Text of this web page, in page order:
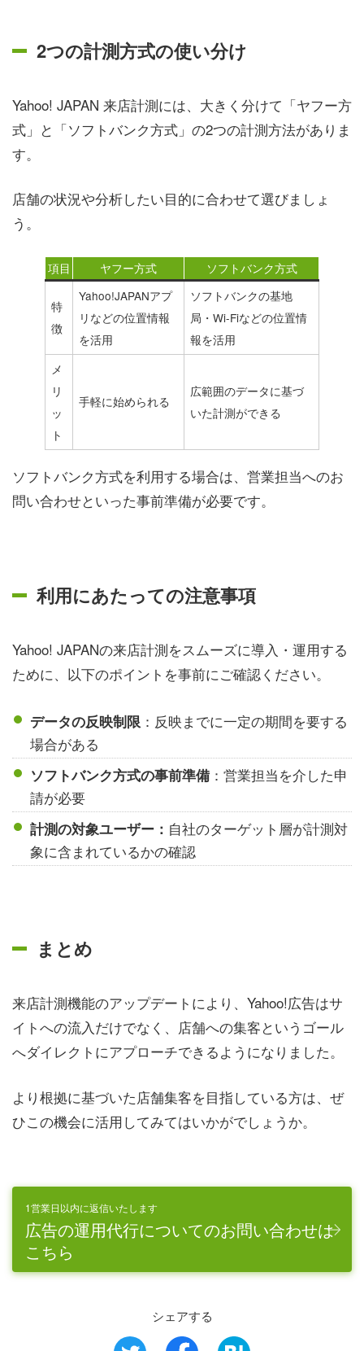
2つの計測方式の使い分け
Yahoo! JAPAN 来店計測には、大きく分けて「ヤフー方
式」と「ソフトバンク方式」の2つの計測方法がありま
す。
店舗の状況や分析したい目的に合わせて選びましょ
う。
項目 ヤフー方式 ソフトバンク方式
特
徴
Yahoo!JAPANアプ
リなどの位置情報
を活用
ソフトバンクの基地
局・Wi-Fiなどの位置情
報を活用
メ
リ
ッ
ト
手軽に始められる
広範囲のデータに基づ
いた計測ができる
ソフトバンク方式を利用する場合は、営業担当へのお
問い合わせといった事前準備が必要です。
利用にあたっての注意事項
Yahoo! JAPANの来店計測をスムーズに導入・運用する
ために、以下のポイントを事前にご確認ください。
データの反映制限 ：反映までに一定の期間を要する
場合がある
ソフトバンク方式の事前準備：営業担当を介した申
請が必要
計測の対象ユーザー： 自社のターゲット層が計測対
象に含まれているかの確認
まとめ
来店計測機能のアップデートにより、Yahoo!広告はサ
イトへの流入だけでなく、店舗への集客というゴール
へダイレクトにアプローチできるようになりました。
より根拠に基づいた店舗集客を目指している方は、ぜ
ひこの機会に活用してみてはいかがでしょうか。
1営業日以内に返信いたします
広告の運用代行についてのお問い合わせは
こちら
シェアする